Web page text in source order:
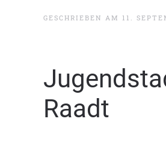
GESCHRIEBEN AM 11.
Raadt